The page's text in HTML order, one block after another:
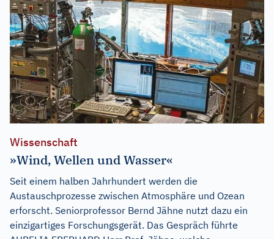
Wissenschaft
»Wind, Wellen und Wasser«
Seit einem halben Jahrhundert werden die
Austauschprozesse zwischen Atmosphäre und Ozean
erforscht. Seniorprofessor Bernd Jähne nutzt dazu ein
einzigartiges Forschungsgerät. Das Gespräch führte